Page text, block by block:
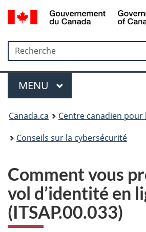
Passer
au
Passer
à
sujet
du
Passer
à
HTML
Recherche
Recherche
Menu
MAIN
MENU
Canada.ca
Centre canadien
Conseils sur la cybersécurité
Comment vous
vol d’identité en
(ITSAP.00.033)